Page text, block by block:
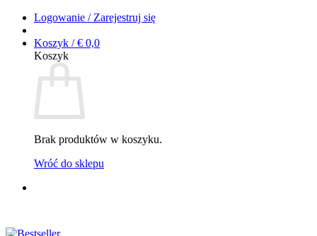
Logowanie / Zarejestruj się
Koszyk /€ 0,0
Koszyk
Brak produktów w koszyku.
Wróć do sklepu